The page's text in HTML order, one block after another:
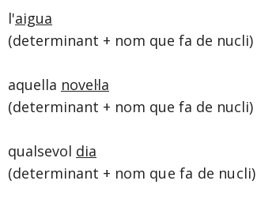
l'aigua
(determinant + nom que fa de nucli)
aquella novel·la
(determinant + nom que fa de nucli)
qualsevol dia
(determinant + nom que fa de nucli)